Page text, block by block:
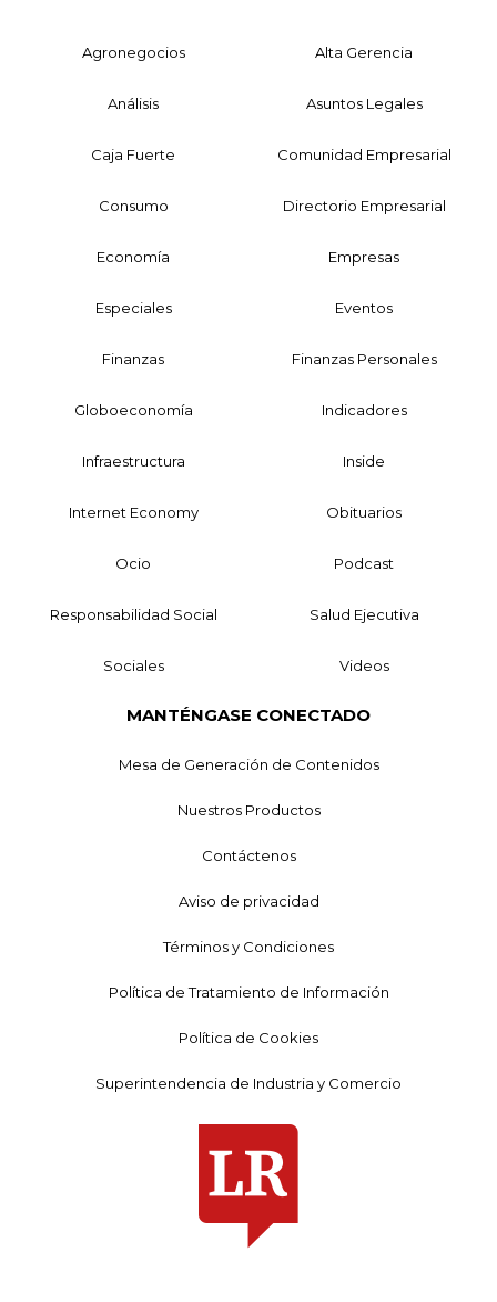
Agronegocios Alta Gerencia
Análisis Asuntos Legales
Caja Fuerte Comunidad Empresarial
Consumo Directorio Empresarial
Economía Empresas
Especiales Eventos
Finanzas Finanzas Personales
Globoeconomía Indicadores
Infraestructura Inside
Internet Economy Obituarios
Ocio Podcast
Responsabilidad Social Salud Ejecutiva
Sociales Videos
MANTÉNGASE CONECTADO
Mesa de Generación de Contenidos
Nuestros Productos
Contáctenos
Aviso de privacidad
Términos y Condiciones
Política de Tratamiento de Información
Política de Cookies
Superintendencia de Industria y Comercio